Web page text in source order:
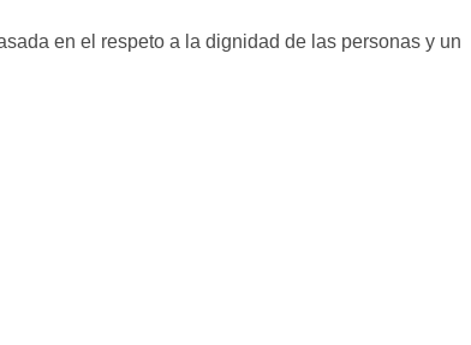
en el respeto a la dignidad de las personas y un